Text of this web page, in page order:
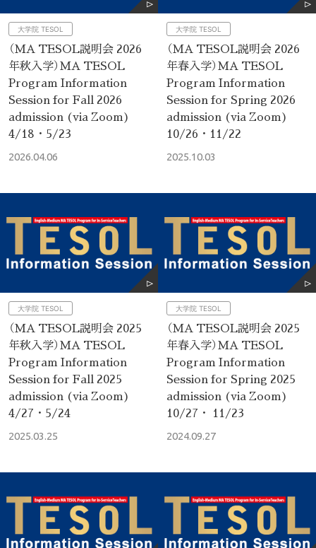
大学院 TESOL
（MA TESOL説明会 2026
年秋入学）MA TESOL
Program Information
Session for Fall 2026
admission (via Zoom)
4/18・5/23
2026.04.06
大学院 TESOL
（MA TESOL説明会 2026
年春入学）MA TESOL
Program Information
Session for Spring 2026
admission (via Zoom)
10/26・11/22
2025.10.03
大学院 TESOL
（MA TESOL説明会 2025
年秋入学）MA TESOL
Program Information
Session for Fall 2025
admission (via Zoom)
4/27・5/24
2025.03.25
大学院 TESOL
（MA TESOL説明会 2025
年春入学）MA TESOL
Program Information
Session for Spring 2025
admission (via Zoom)
10/27・ 11/23
2024.09.27